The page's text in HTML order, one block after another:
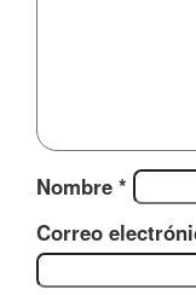
Nombre *
Correo